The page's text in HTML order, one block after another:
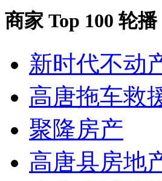
商家 Top 100 轮播
新时代不动
高唐拖车救
聚隆房产
高唐县房地